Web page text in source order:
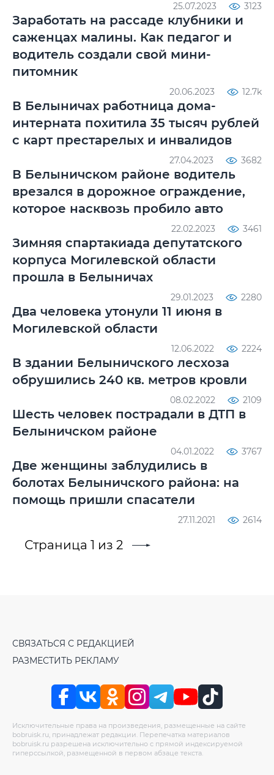
25.07.2023 3123
Заработать на рассаде клубники и
саженцах малины. Как педагог и
водитель создали свой мини-
питомник
20.06.2023 12.7k
В Белыничах работница дома-
интерната похитила 35 тысяч рублей
с карт престарелых и инвалидов
27.04.2023 3682
В Белыничском районе водитель
врезался в дорожное ограждение,
которое насквозь пробило авто
22.02.2023 3461
Зимняя спартакиада депутатского
корпуса Могилевской области
прошла в Белыничах
29.01.2023 2280
Два человека утонули 11 июня в
Могилевской области
12.06.2022 2224
В здании Белыничского лесхоза
обрушились 240 кв. метров кровли
08.02.2022 2109
Шесть человек пострадали в ДТП в
Белыничском районе
04.01.2022 3767
Две женщины заблудились в
болотах Белыничского района: на
помощь пришли спасатели
27.11.2021 2614
Страница 1 из 2
СВЯЗАТЬСЯ С РЕДАКЦИЕЙ
РАЗМЕСТИТЬ РЕКЛАМУ
Исключительные права на произведения, размещенные на сайте
bobruisk.ru, принадлежат редакции. Перепечатка материалов
bobruisk.ru разрешена исключительно с прямой индексируемой
гиперссылкой, размещенной в первом абзаце текста.